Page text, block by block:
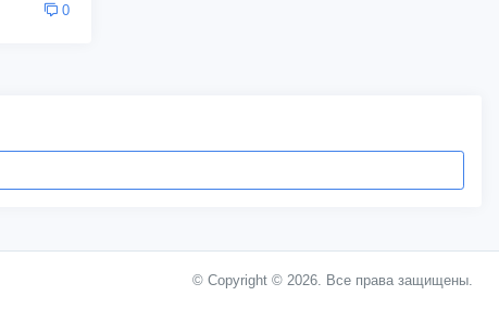
0
© Copyright © 2026. Все права защищены.